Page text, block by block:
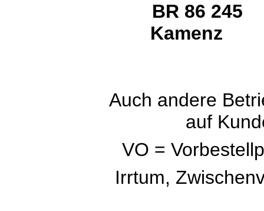
BR 86 245
Kamenz
Auch andere
auf
VO =
Irrtum,